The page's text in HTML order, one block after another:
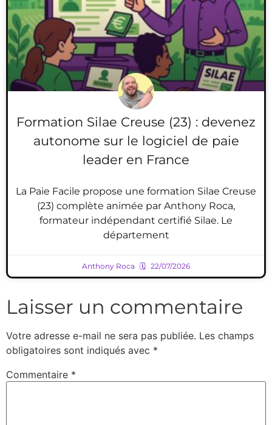
Formation Silae Creuse (23) : devenez
autonome sur le logiciel de paie
leader en France
La Paie Facile propose une formation Silae Creuse
(23) complète animée par Anthony Roca,
formateur indépendant certifié Silae. Le
département
Anthony Roca 22/07/2026
Laisser un commentaire
Votre adresse e-mail ne sera pas publiée. Les champs
obligatoires sont indiqués avec *
Commentaire *